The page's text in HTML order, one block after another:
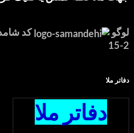
لوگو
2-15
دفاتر ملا
دفاتر ملا